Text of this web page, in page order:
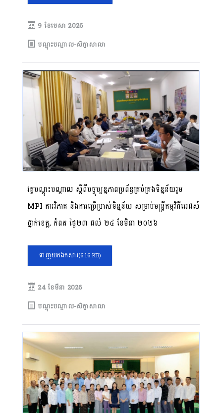
9 ខែ​មេសា 2026
បណ្តុះបណ្តាល-សិក្ខាសាលា
វគ្គបណ្ដុះបណ្តាល ស្តីពីបច្ចុប្បន្នភាពប្រព័ន្ធគ្រប់គ្រងទិន្នន័យរួម
MPI ការវិភាគ និងការប្រើប្រាស់ទិន្នន័យ សម្រាប់មន្រ្តីកម្មវិធីអេដស៍
ថ្នាក់ខេត្ត, កំពត ថ្ងៃ២៣ ដល់ ២៤ ខែមិនា ២០២៦
ទាញយកឯកសារ(6.16 KB)
24 ខែ​មីនា 2026
បណ្តុះបណ្តាល-សិក្ខាសាលា